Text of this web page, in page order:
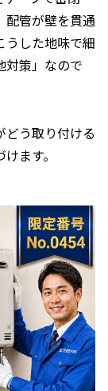
配管が壁を貫通
うした地味で細
対策」なので
う取り付ける
ます。